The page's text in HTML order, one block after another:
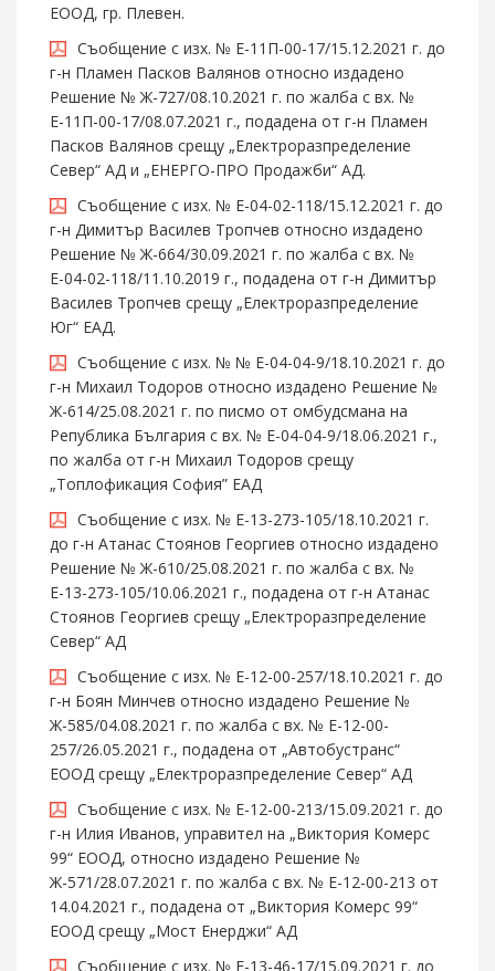
ЕООД, гр. Плевен.
Съобщение с изх. № Е-11П-00-17/15.12.2021 г. до
г-н Пламен Пасков Валянов относно издадено
Решение № Ж-727/08.10.2021 г. по жалба с вх. №
Е-11П-00-17/08.07.2021 г., подадена от г-н Пламен
Пасков Валянов срещу „Електроразпределение
Север“ АД и „ЕНЕРГО-ПРО Продажби“ АД.
Съобщение с изх. № Е-04-02-118/15.12.2021 г. до
г-н Димитър Василев Тропчев относно издадено
Решение № Ж-664/30.09.2021 г. по жалба с вх. №
Е-04-02-118/11.10.2019 г., подадена от г-н Димитър
Василев Тропчев срещу „Електроразпределение
Юг“ ЕАД.
Съобщение с изх. № № Е-04-04-9/18.10.2021 г. до
г-н Михаил Тодоров относно издадено Решение №
Ж-614/25.08.2021 г. по писмо от омбудсмана на
Република България с вх. № Е-04-04-9/18.06.2021 г.,
по жалба от г-н Михаил Тодоров срещу
„Топлофикация София” ЕАД
Съобщение с изх. № E-13-273-105/18.10.2021 г.
до г-н Атанас Стоянов Георгиев относно издадено
Решение № Ж-610/25.08.2021 г. по жалба с вх. №
Е-13-273-105/10.06.2021 г., подадена от г-н Атанас
Стоянов Георгиев срещу „Електроразпределение
Север“ АД
Съобщение с изх. № Е-12-00-257/18.10.2021 г. до
г-н Боян Минчев относно издадено Решение №
Ж-585/04.08.2021 г. по жалба с вх. № Е-12-00-
257/26.05.2021 г., подадена от „Автобустранс“
ЕООД срещу „Електроразпределение Север“ АД
Съобщение с изх. № E-12-00-213/15.09.2021 г. до
г-н Илия Иванов, управител на „Виктория Комерс
99“ ЕООД, относно издадено Решение №
Ж-571/28.07.2021 г. по жалба с вх. № E-12-00-213 от
14.04.2021 г., подадена от „Виктория Комерс 99“
ЕООД срещу „Мост Енерджи“ АД
Съобщение с изх. № E-13-46-17/15.09.2021 г. до